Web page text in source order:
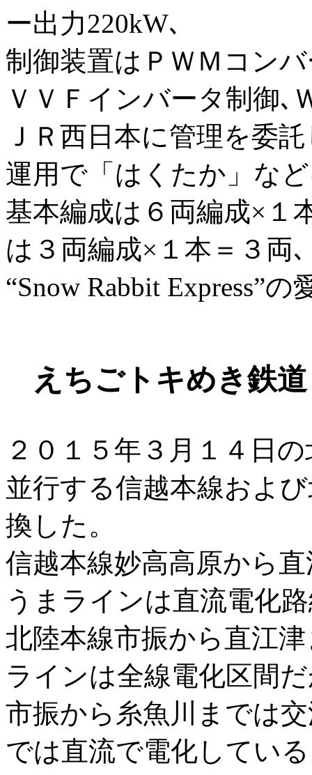
ー出力220kW､
制御装置はＰＷＭコン
ＶＶＦインバータ制御､
ＪＲ西日本に管理を委
運用で「はくたか」な
基本編成は６両編成×１
は３両編成×１本＝３両
“Snow Rabbit Express”
えちごトキめき鉄道
２０１５年３月１４日
並行する信越本線およ
換した。
信越本線妙高高原から
うまラインは直流電化
北陸本線市振から直江
ラインは全線電化区間
市振から糸魚川までは
では直流で電化してい